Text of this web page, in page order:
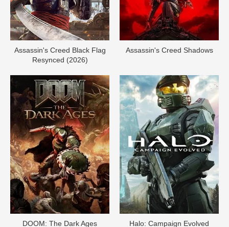
Assassin's Creed Black Flag
Resynced (2026)
Assassin's Creed Shadows
DOОM: The Dark Ages Halo: Campaign Evolved